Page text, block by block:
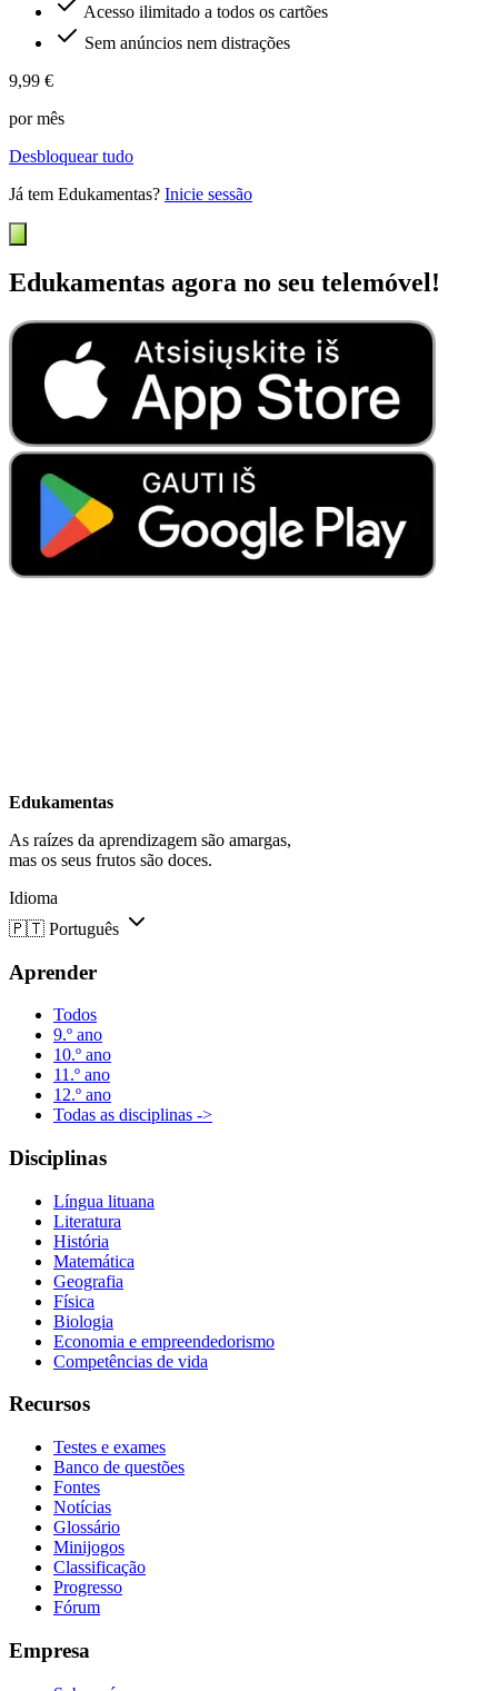
Acesso ilimitado a todos os cartões
Sem anúncios nem distrações
9,99 €
por mês
Desbloquear tudo
Já tem Edukamentas? Inicie sessão
Edukamentas agora no seu telemóvel!
Edukamentas
As raízes da aprendizagem são amargas,
mas os seus frutos são doces.
Idioma
🇵🇹 Português
Aprender
Todos
9.º ano
10.º ano
11.º ano
12.º ano
Todas as disciplinas ->
Disciplinas
Língua lituana
Literatura
História
Matemática
Geografia
Física
Biologia
Economia e empreendedorismo
Competências de vida
Recursos
Testes e exames
Banco de questões
Fontes
Notícias
Glossário
Minijogos
Classificação
Progresso
Fórum
Empresa